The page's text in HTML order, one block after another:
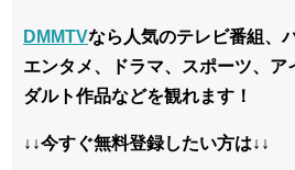
DMMTVなら人気のテレビ番組、
エンタメ、ドラマ、スポーツ、ア
ダルト作品などを観れます！
↓↓今すぐ無料登録したい方は↓↓